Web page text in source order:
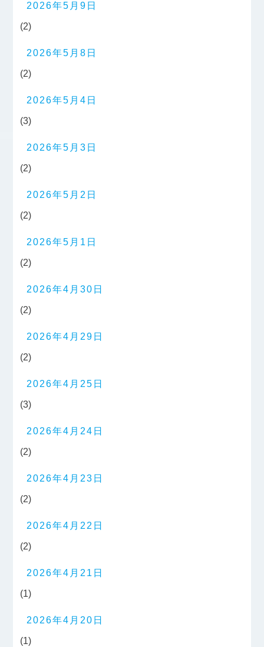
2026年5月9日
(2)
2026年5月8日
(2)
2026年5月4日
(3)
2026年5月3日
(2)
2026年5月2日
(2)
2026年5月1日
(2)
2026年4月30日
(2)
2026年4月29日
(2)
2026年4月25日
(3)
2026年4月24日
(2)
2026年4月23日
(2)
2026年4月22日
(2)
2026年4月21日
(1)
2026年4月20日
(1)